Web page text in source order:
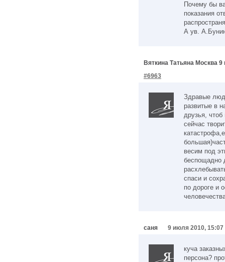
Почему бы
показания
А ув.
Вяткина Татьяна Москва
#6963
Здравые
развитые в
друзья,
сейчас
весим под
беспощадно
спаси и
по дороге и
саня 9 июля 2010, 15:07
куча
персона?